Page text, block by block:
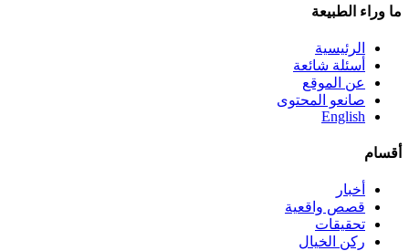
ما وراء الطبيعة
الرئيسية
أسئلة شائعة
عن الموقع
صانعو المحتوى
English
أقسام
أخبار
قصص واقعية
تحقيقات
ركن الخيال